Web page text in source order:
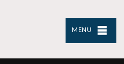
MENU